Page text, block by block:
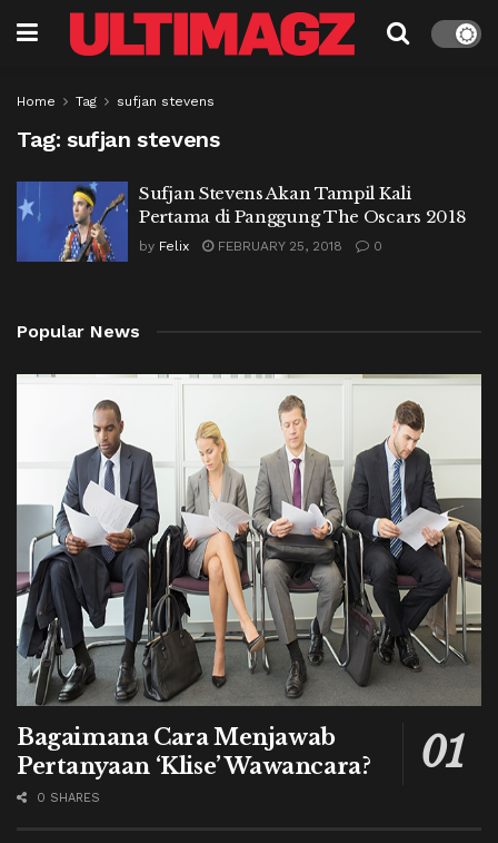
Home Tag sufjan stevens
Tag: sufjan stevens
Sufjan Stevens Akan Tampil Kali
Pertama di Panggung The Oscars 2018
by Felix FEBRUARY 25, 2018 0
Popular News
Bagaimana Cara Menjawab
Pertanyaan ‘Klise’ Wawancara?
0 SHARES